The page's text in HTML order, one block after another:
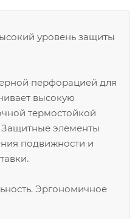
уровень защиты
перфорацией для
высокую
термостойкой
элементы
подвижности и
Эргономичное